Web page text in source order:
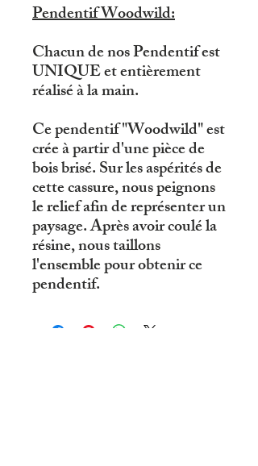
Pendentif Woodwild:
Chacun de nos Pendentif est
UNIQUE et entièrement
réalisé à la main.
Ce pendentif "Woodwild" est
crée à partir d'une pièce de
bois brisé. Sur les aspérités de
cette cassure, nous peignons
le relief afin de représenter un
paysage. Après avoir coulé la
résine, nous taillons
l'ensemble pour obtenir ce
pendentif.